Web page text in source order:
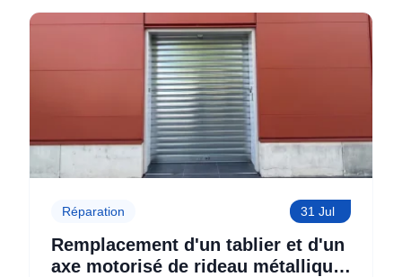
Réparation 31 Jul
Remplacement d'un tablier et d'un
axe motorisé de rideau métallique